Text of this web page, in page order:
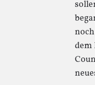
dem